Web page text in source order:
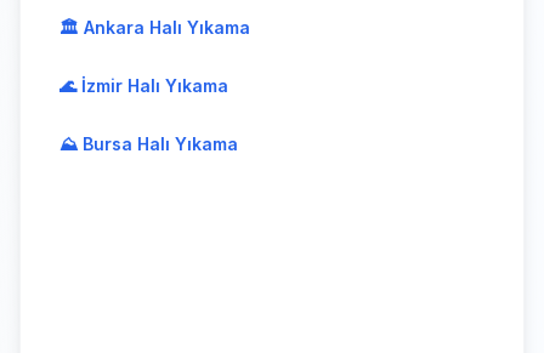
🏛️ Ankara Halı Yıkama
🌊 İzmir Halı Yıkama
⛰️ Bursa Halı Yıkama